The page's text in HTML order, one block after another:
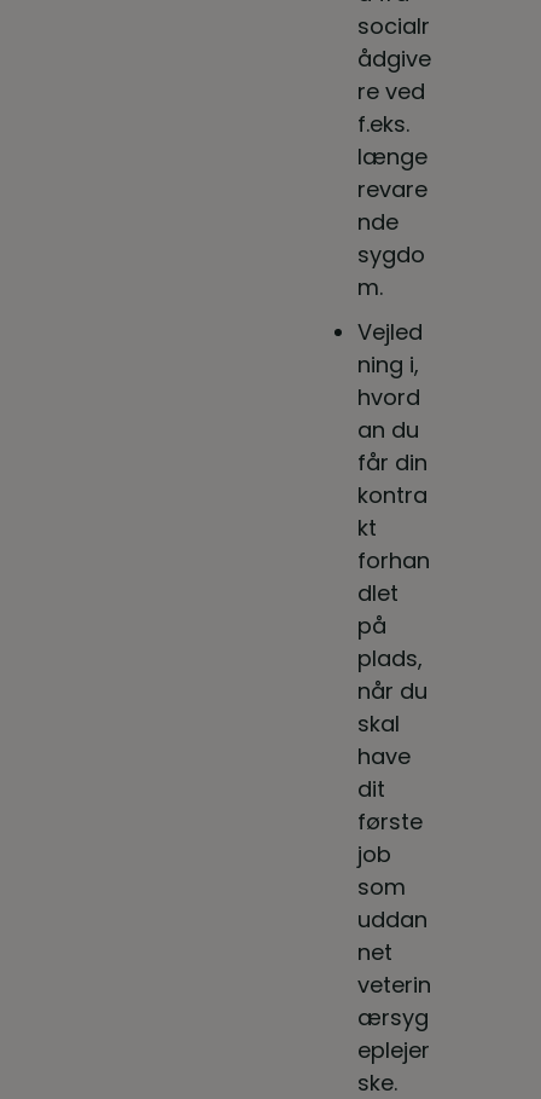
socialr
ådgive
re ved
f.eks.
længe
revare
nde
sygdo
m.
Vejled
ning i,
hvord
an du
får din
kontra
kt
forhan
dlet
på
plads,
når du
skal
have
dit
første
job
som
uddan
net
veterin
ærsyg
eplejer
ske.